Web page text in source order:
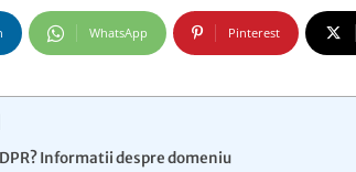
WhatsApp Pinterest
Informatii despre domeniu